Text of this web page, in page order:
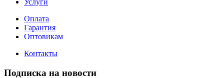
Оплата
Гарантия
Оптовикам
Контакты
Подписка на новости